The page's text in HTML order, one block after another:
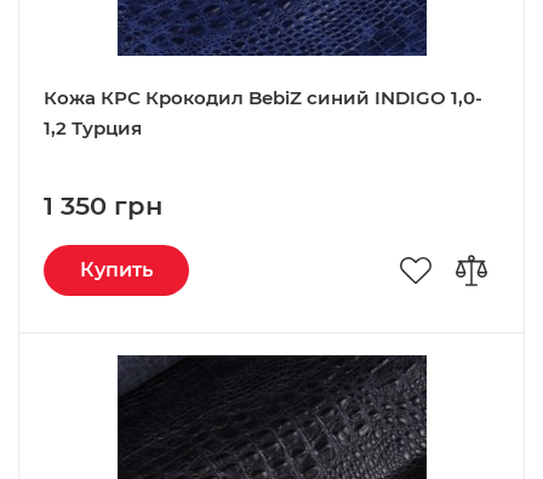
Кожа КРС Крокодил BebiZ синий INDIGO 1,0-
1,2 Турция
1 350 грн
Купить